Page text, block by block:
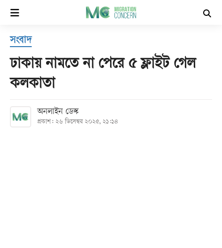
হোম
সর্বশেষ
বিভাগ
সংবাদ
ঢাকায় নামতে না পেরে ৫ ফ্লাইট গেল
কলকাতা
অনলাইন ডেস্ক
প্রকাশ: ২৬ ডিসেম্বর ২০২৫, ২১:১৪